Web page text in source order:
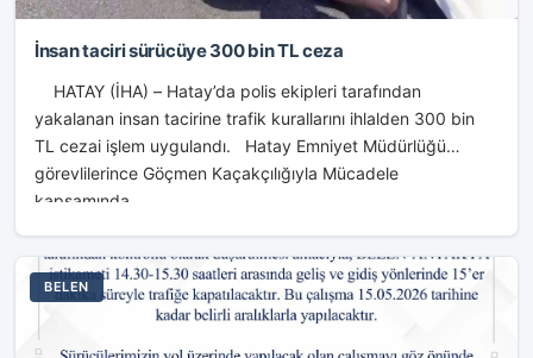
İnsan taciri sürücüye 300 bin TL ceza
HATAY (İHA) – Hatay’da polis ekipleri tarafından
yakalanan insan tacirine trafik kurallarını ihlalden 300 bin
TL cezai işlem uygulandı. Hatay Emniyet Müdürlüğü
görevlilerince Göçmen Kaçakçılığıyla Mücadele
kapsamında...
BELEN